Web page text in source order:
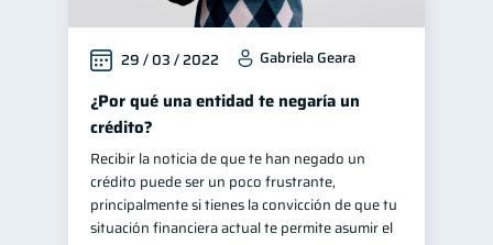
29 / 03 / 2022 Gabriela Geara
¿Por qué una entidad te negaría un
crédito?
Recibir la noticia de que te han negado un
crédito puede ser un poco frustrante,
principalmente si tienes la convicción de que tu
situación financiera actual te permite asumir el